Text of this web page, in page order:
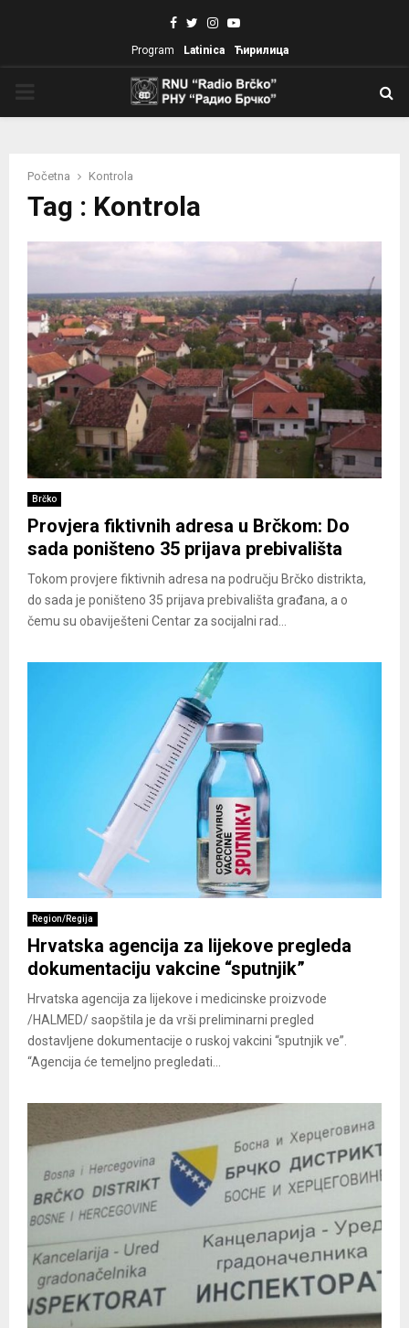
Facebook
TwitterInstagram
Youtube
Program Latinica Ћирилица
Početna Kontrola
Tag : Kontrola
Brčko
Provjera fiktivnih adresa u Brčkom: Do
sada poništeno 35 prijava prebivališta
Tokom provjere fiktivnih adresa na području Brčko distrikta,
do sada je poništeno 35 prijava prebivališta građana, a o
čemu su obaviješteni Centar za socijalni rad...
Region/Regija
Hrvatska agencija za lijekove pregleda
dokumentaciju vakcine “sputnjik”
Hrvatska agencija za lijekove i medicinske proizvode
/HALMED/ saopštila je da vrši preliminarni pregled
dostavljene dokumentacije o ruskoj vakcini “sputnjik ve”.
“Agencija će temeljno pregledati...